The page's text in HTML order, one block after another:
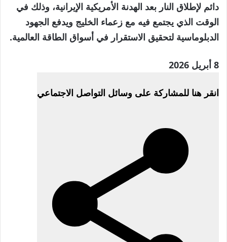
دائم لإطلاق النار بعد الهدنة الأمريكية الإيرانية، وذلك في
الوقت الذي يجتمع فيه مع زعماء الخليج ويدفع الجهود
الدبلوماسية لتحقيق الاستقرار في أسواق الطاقة العالمية.
تم
بتاريخ
8 أبريل 2026
انقر هنا للمشاركة على وسائل التواصل الاجتماعي